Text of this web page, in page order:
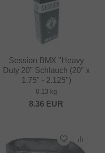
Session BMX "Heavy
Duty 20" Schlauch (20" x
1.75" - 2.125")
0.13 kg
8.36 EUR